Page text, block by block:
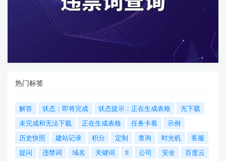
热门标签
解答 状态：即将完成 状态提示：正在生成表格
无下载
未完成和无法下载
正在生成表格 任务卡着
示例
历史快照
建站记录 积分 定制 查询 时光机
客服
提问
违禁词 域名 关键词 tl 公司 安全
百度云